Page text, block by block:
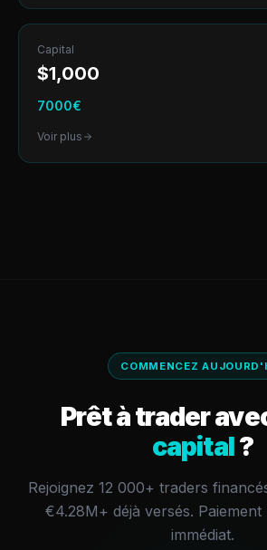
Capital
$1,000
7000€
Voir plus
COMMENCEZ
Prêt à trader
capital?
Rejoignez 12 000+ traders
€4.28M+ déjà versés.
immédiat.